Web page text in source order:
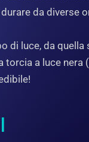
da diverse
di luce, da
a luce nera